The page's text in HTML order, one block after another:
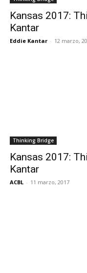
Kansas 2017:
Kantar
Eddie Kantar - 12 marzo,
Thinking Bridge
Kansas 2017:
Kantar
ACBL - 11 marzo, 2017